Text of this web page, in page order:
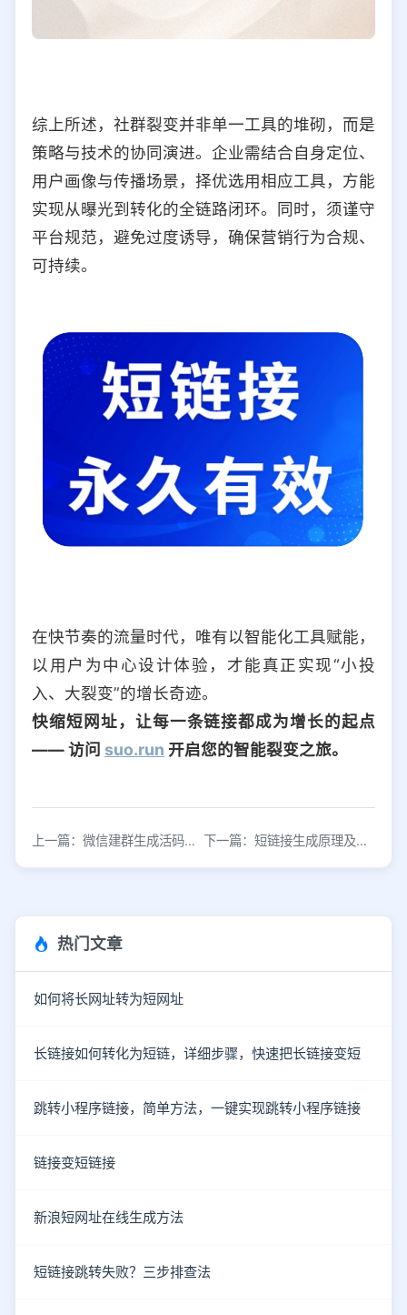
综上所述，社群裂变并非单一工具的堆砌，而是
策略与技术的协同演进。企业需结合自身定位、
用户画像与传播场景，择优选用相应工具，方能
实现从曝光到转化的全链路闭环。同时，须谨守
平台规范，避免过度诱导，确保营销行为合规、
可持续。
在快节奏的流量时代，唯有以智能化工具赋能，
以用户为中心设计体验，才能真正实现“小投
入、大裂变”的增长奇迹。
快缩短网址，让每一条链接都成为增长的起点
—— 访问 suo.run 开启您的智能裂变之旅。
上一篇：微信建群生成活码的方法及制作步骤 下一篇：短链接生成原理及在线缩短服务的应用
热门文章
如何将长网址转为短网址
长链接如何转化为短链，详细步骤，快速把长链接变短
跳转小程序链接，简单方法，一键实现跳转小程序链接
链接变短链接
新浪短网址在线生成方法
短链接跳转失败？三步排查法